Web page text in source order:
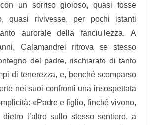
con un sorriso gioioso, quasi fosse
quasi rivivesse, per pochi istanti
aurorale della fanciullezza. A
Calamandrei ritrova se stesso
del padre, rischiarato di tanto
di tenerezza, e, benché scomparso
nei suoi confronti una insospettata
«Padre e figlio, finché vivono,
dietro l’altro sullo stesso sentiero, a